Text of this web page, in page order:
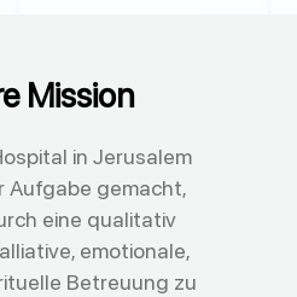
Mission
in Jerusalem
Aufgabe gemacht,
eine qualitativ
emotionale,
Betreuung zu